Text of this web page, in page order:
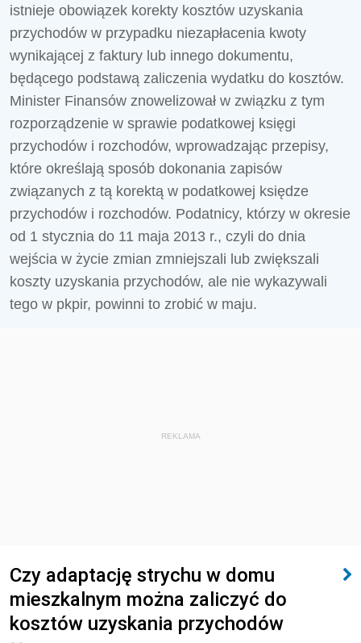
istnieje obowiązek korekty kosztów uzyskania
przychodów w przypadku niezapłacenia kwoty
wynikającej z faktury lub innego dokumentu,
będącego podstawą zaliczenia wydatku do kosztów.
Minister Finansów znowelizował w związku z tym
rozporządzenie w sprawie podatkowej księgi
przychodów i rozchodów, wprowadzając przepisy,
które określają sposób dokonania zapisów
związanych z tą korektą w podatkowej księdze
przychodów i rozchodów. Podatnicy, którzy w okresie
od 1 stycznia do 11 maja 2013 r., czyli do dnia
wejścia w życie zmian zmniejszali lub zwiększali
koszty uzyskania przychodów, ale nie wykazywali
tego w pkpir, powinni to zrobić w maju.
REKLAMA
Czy adaptację strychu w domu
mieszkalnym można zaliczyć do
kosztów uzyskania przychodów